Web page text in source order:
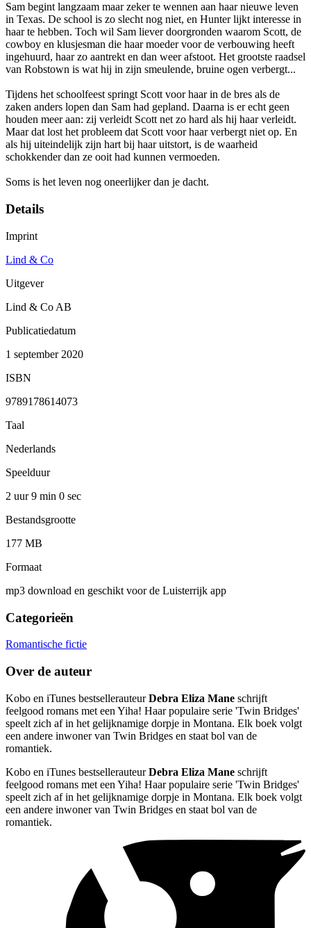
Sam begint langzaam maar zeker te wennen aan haar nieuwe leven
in Texas. De school is zo slecht nog niet, en Hunter lijkt interesse in
haar te hebben. Toch wil Sam liever doorgronden waarom Scott, de
cowboy en klusjesman die haar moeder voor de verbouwing heeft
ingehuurd, haar zo aantrekt en dan weer afstoot. Het grootste raadsel
van Robstown is wat hij in zijn smeulende, bruine ogen verbergt...
Tijdens het schoolfeest springt Scott voor haar in de bres als de
zaken anders lopen dan Sam had gepland. Daarna is er echt geen
houden meer aan: zij verleidt Scott net zo hard als hij haar verleidt.
Maar dat lost het probleem dat Scott voor haar verbergt niet op. En
als hij uiteindelijk zijn hart bij haar uitstort, is de waarheid
schokkender dan ze ooit had kunnen vermoeden.
Soms is het leven nog oneerlijker dan je dacht.
Details
Imprint
Lind & Co
Uitgever
Lind & Co AB
Publicatiedatum
1 september 2020
ISBN
9789178614073
Taal
Nederlands
Speelduur
2 uur 9 min 0 sec
Bestandsgrootte
177 MB
Formaat
mp3 download en geschikt voor de Luisterrijk app
Categorieën
Romantische fictie
Over de auteur
Kobo en iTunes bestsellerauteurDebra Eliza Mane schrijft
feelgood romans met een Yiha! Haar populaire serie 'Twin Bridges'
speelt zich af in het gelijknamige dorpje in Montana. Elk boek volgt
een andere inwoner van Twin Bridges en staat bol van de
romantiek.
Kobo en iTunes bestsellerauteurDebra Eliza Mane schrijft
feelgood romans met een Yiha! Haar populaire serie 'Twin Bridges'
speelt zich af in het gelijknamige dorpje in Montana. Elk boek volgt
een andere inwoner van Twin Bridges en staat bol van de
romantiek.